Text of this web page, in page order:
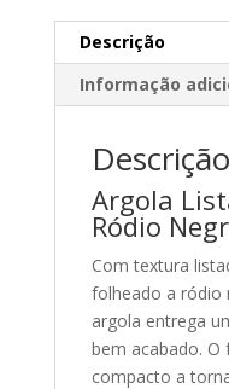
Descrição
Informação
Descrição
Argola
Ródio
Com textura
folheado a ródio
argola entrega
bem acabado.
compacto a